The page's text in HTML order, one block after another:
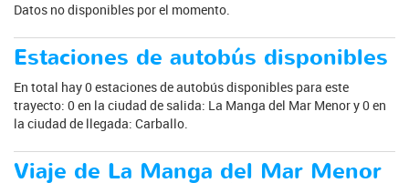
Datos no disponibles por el momento.
Estaciones de autobús disponibles
En total hay 0 estaciones de autobús disponibles para este
trayecto: 0 en la ciudad de salida: La Manga del Mar Menor y 0 en
la ciudad de llegada: Carballo.
Viaje de La Manga del Mar Menor